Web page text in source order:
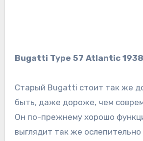
Bugatti Type 57 Atlantic 1938
Старый Bugatti стоит так же
быть, даже дороже, чем
Он по-прежнему хорошо
выглядит так же ослепительно